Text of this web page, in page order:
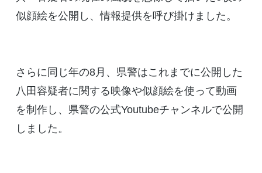
似顔絵を公開し、情報提供を呼び掛けました。
さらに同じ年の8月、県警はこれまでに公開した
八田容疑者に関する映像や似顔絵を使って動画
を制作し、県警の公式Youtubeチャンネルで公開
しました。